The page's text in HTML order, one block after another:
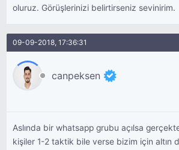
oluruz. Görüşlerinizi belirtirseniz sevinirim.
09-09-2018, 17:36:31
canpeksen
Aslında bir whatsapp grubu açılsa
kişiler 1-2 taktik bile verse bizim için altın